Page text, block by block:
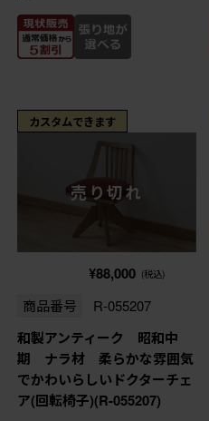
カスタムできます
売り切れ
¥88,000 (税込)
商品番号 R-055207
和製アンティーク 昭和中
期 ナラ材 柔らかな雰囲気
でかわいらしいドクターチェ
ア(回転椅子)(R-055207)